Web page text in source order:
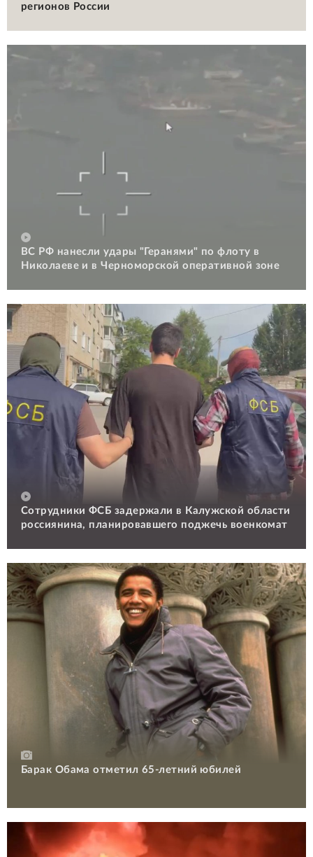
регионов России
ВС РФ нанесли удары "Геранями" по флоту в
Николаеве и в Черноморской оперативной зоне
Сотрудники ФСБ задержали в Калужской области
россиянина, планировавшего поджечь военкомат
Барак Обама отметил 65-летний юбилей